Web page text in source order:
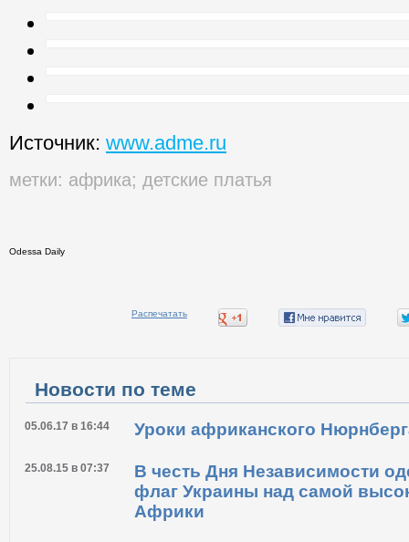
Источник: www.adme.ru
метки: африка; детские платья
Odessa Daily
Распечатать
Новости по теме
05.06.17 в 16:44 Уроки африканского
25.08.15 в 07:37
В честь Дня Независимости
флаг Украины над самой
Африки